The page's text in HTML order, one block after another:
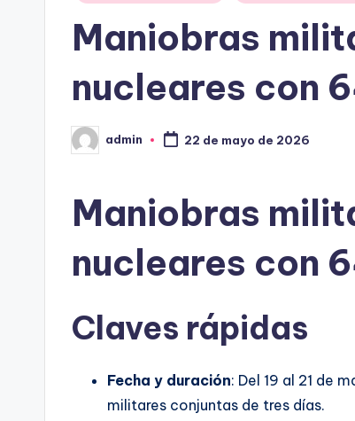
Maniobras
nucleares con
Publicado
por
admin 22 de mayo de 2026
Maniobras
nucleares con
Claves rápidas
Fecha y duración: Del 19 al 21 de
militares conjuntas de tres días.